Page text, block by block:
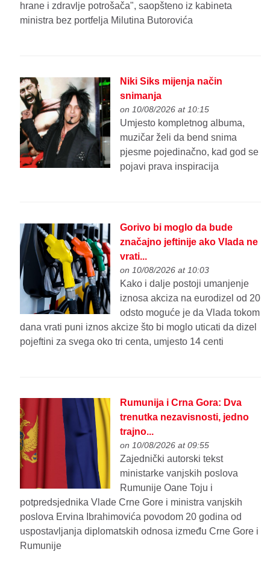
hrane i zdravlje potrošača", saopšteno iz kabineta
ministra bez portfelja Milutina Butorovića
Niki Siks mijenja način
snimanja
on 10/08/2026 at 10:15
Umjesto kompletnog albuma,
muzičar želi da bend snima
pjesme pojedinačno, kad god se
pojavi prava inspiracija
Gorivo bi moglo da bude
značajno jeftinije ako Vlada ne
vrati...
on 10/08/2026 at 10:03
Kako i dalje postoji umanjenje
iznosa akciza na eurodizel od 20
odsto moguće je da Vlada tokom
dana vrati puni iznos akcize što bi moglo uticati da dizel
pojeftini za svega oko tri centa, umjesto 14 centi
Rumunija i Crna Gora: Dva
trenutka nezavisnosti, jedno
trajno...
on 10/08/2026 at 09:55
Zajednički autorski tekst
ministarke vanjskih poslova
Rumunije Oane Toju i
potpredsjednika Vlade Crne Gore i ministra vanjskih
poslova Ervina Ibrahimovića povodom 20 godina od
uspostavljanja diplomatskih odnosa između Crne Gore i
Rumunije